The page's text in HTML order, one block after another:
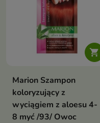

Marion Szampon
koloryzujący z
wyciągiem z aloesu 4-
8 myć /93/ Owoc